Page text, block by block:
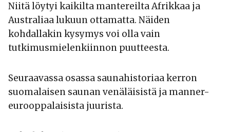
Niitä löytyi kaikilta mantereilta Afrikkaa ja
Australiaa lukuun ottamatta. Näiden
kohdallakin kysymys voi olla vain
tutkimusmielenkiinnon puutteesta.
Seuraavassa osassa saunahistoriaa kerron
suomalaisen saunan venäläisistä ja manner-
eurooppalaisista juurista.